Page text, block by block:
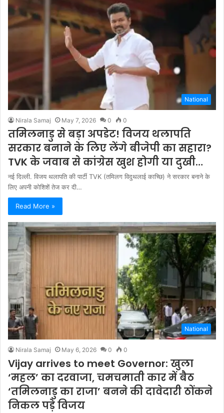
National
Nirala Samaj May 7, 2026 0 0
तम‍िलनाडु से बड़ा अपडेट! व‍िजय थलापत‍ि
सरकार बनाने के ल‍िए लेंगे बीजेपी का सहारा?
TVK के जवाब से कांग्रेस खुश होगी या दुखी…
नई द‍िल्‍ली. विजय थलापत‍ि की पार्टी TVK (तमिलग विदुथलाई काच्छि) ने सरकार बनाने के
लिए अपनी कोशिशें तेज कर दी…
Read More »
National
Nirala Samaj May 6, 2026 0 0
Vijay arrives to meet Governor: खुला
‘महल’ का दरवाजा, चमचमाती कार में बैठ
‘तमिलनाडु का राजा’ बनने की दावेदारी ठोंकने
निकल पड़े विजय